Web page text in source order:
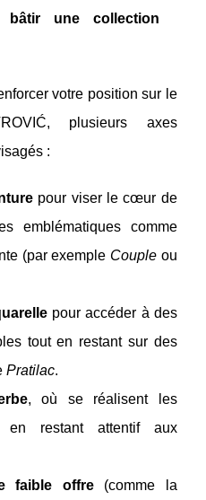
une collection
votre position sur le
plusieurs axes
:
pour viser le cœur de
emblématiques comme
(par exemple Couple ou
pour accéder à des
tout en restant sur des
Pratilac.
, où se réalisent les
en restant attentif aux
faible offre(comme la